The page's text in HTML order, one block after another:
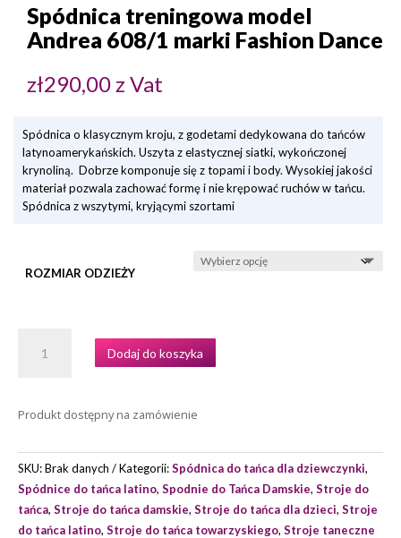
Spódnica treningowa model
Andrea 608/1 marki Fashion Dance
zł290,00 z Vat
Spódnica o klasycznym kroju, z godetami dedykowana do tańców
latynoamerykańskich. Uszyta z elastycznej siatki, wykończonej
krynoliną. Dobrze komponuje się z topami i body. Wysokiej jakości
materiał pozwala zachować formę i nie krępować ruchów w tańcu.
Spódnica z wszytymi, kryjącymi szortami
ROZMIAR ODZIEŻY
SPÓDNICA
ANDREA
MARKI
FASHION
DANCE
Dodaj do koszyka
Produkt dostępny na zamówienie
SKU:Brak danych Kategorii:Spódnica do tańca dla dziewczynki,
Spódnice do tańca latino, Spodnie do Tańca Damskie, Stroje do
tańca, Stroje do tańca damskie, Stroje do tańca dla dzieci, Stroje
do tańca latino, Stroje do tańca towarzyskiego, Stroje taneczne